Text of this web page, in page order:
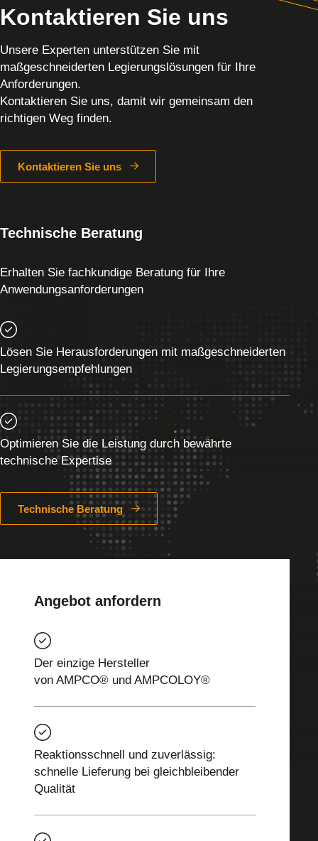
Kontaktieren Sie uns
Unsere Experten unterstützen Sie mit
maßgeschneiderten Legierungslösungen für Ihre
Anforderungen.
Kontaktieren Sie uns, damit wir gemeinsam den
richtigen Weg finden.
Kontaktieren Sie uns
Technische Beratung
Erhalten Sie fachkundige Beratung für Ihre
Anwendungsanforderungen
Lösen Sie Herausforderungen mit maßgeschneiderten
Legierungsempfehlungen
Optimieren Sie die Leistung durch bewährte
technische Expertise
Technische Beratung
Angebot anfordern
Der einzige Hersteller
von AMPCO® und AMPCOLOY®
Reaktionsschnell und zuverlässig:
schnelle Lieferung bei gleichbleibender
Qualität